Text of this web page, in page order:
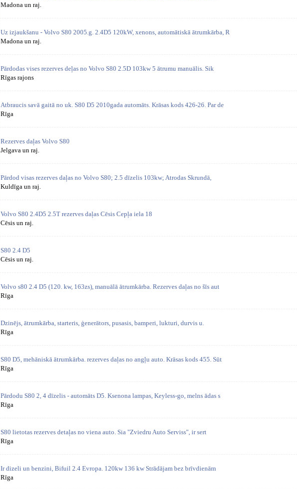
Madona un raj.
Uz izjaukšanu - Volvo S80 2005.g. 2.4D5 120kW, xenons, automātiskā ātrumkārba, R
Madona un raj.
Pārdodas vises rezerves deļas no Volvo S80 2.5D 103kw 5 ātrumu manuālis. Sik
Rīgas rajons
Atbraucis savā gaitā no uk. S80 D5 2010gada automāts. Krāsas kods 426-26. Par de
Rīga
Rezerves daļas Volvo S80
Jelgava un raj.
Pārdod visas rezerves daļas no Volvo S80; 2.5 dīzelis 103kw; Atrodas Skrundā,
Kuldīga un raj.
Volvo S80 2.4D5 2.5T rezerves daļas Cēsis Cepļa iela 18
Cēsis un raj.
S80 2.4 D5
Cēsis un raj.
Volvo s80 2.4 D5 (120. kw, 163zs), manuālā ātrumkārba. Rezerves daļas no šīs aut
Rīga
Dzinējs, ātrumkārba, starteris, ģenerātors, pusasis, bamperi, lukturi, durvis u.
Rīga
S80 D5, mehāniskā ātrumkārba. rezerves daļas no angļu auto. Krāsas kods 455. Sūt
Rīga
Pārdodu S80 2, 4 dīzelis - automāts D5. Ksenona lampas, Keyless-go, melns ādas s
Rīga
S80 lietotas rezerves detaļas no viena auto. Sia "Zviedru Auto Serviss", ir sert
Rīga
Ir dizeli un benzini, Bifuil 2.4 Evropa. 120kw 136 kw Strādājam bez brīvdienām
Rīga